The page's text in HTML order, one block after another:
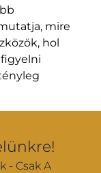
mire
hol
- Csak A